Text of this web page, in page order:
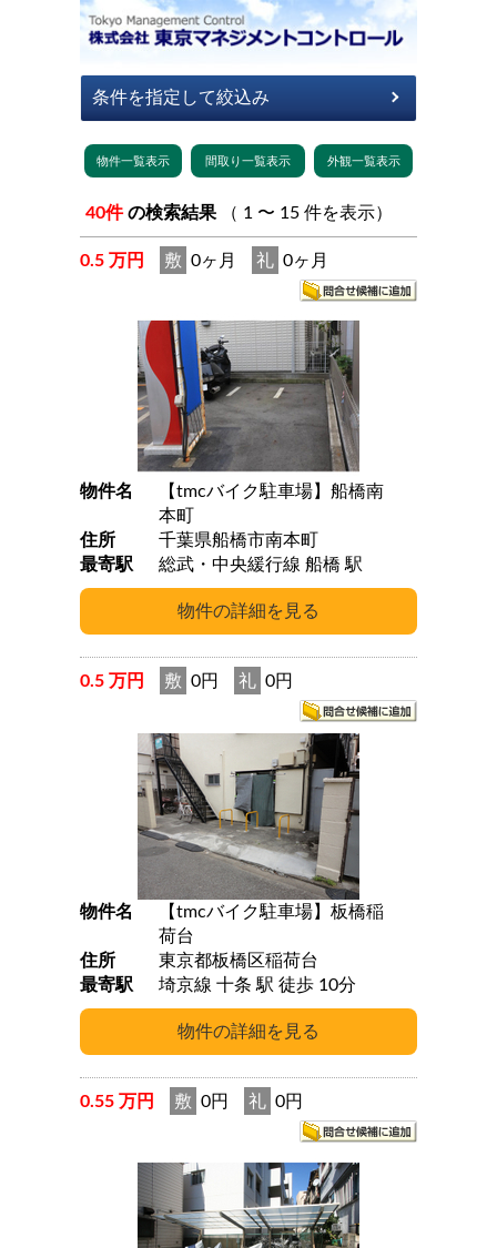
40件 の検索結果 （ 1 〜 15 件を表示）
0.5 万円 敷 0ヶ月 礼 0ヶ月
物件名
【tmcバイク駐車場】船橋南
本町
住所
千葉県船橋市南本町
最寄駅
総武・中央緩行線 船橋 駅
0.5 万円 敷 0円 礼 0円
物件名
【tmcバイク駐車場】板橋稲
荷台
住所
東京都板橋区稲荷台
最寄駅
埼京線 十条 駅 徒歩 10分
0.55 万円 敷 0円 礼 0円